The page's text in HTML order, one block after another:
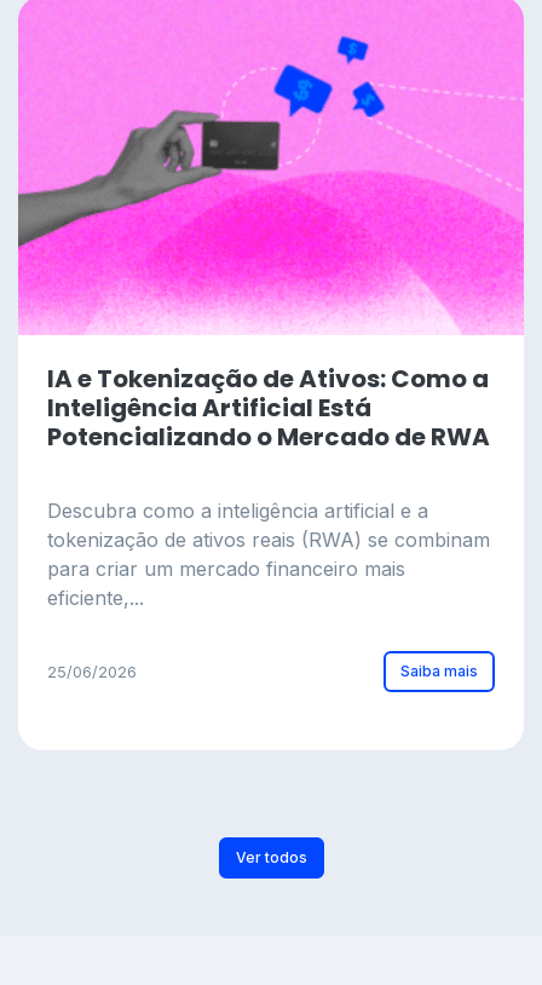
IA e Tokenização de Ativos: Como a
Inteligência Artificial Está
Potencializando o Mercado de RWA
Descubra como a inteligência artificial e a
tokenização de ativos reais (RWA) se combinam
para criar um mercado financeiro mais
eficiente,...
25/06/2026 Saiba mais
Ver todos